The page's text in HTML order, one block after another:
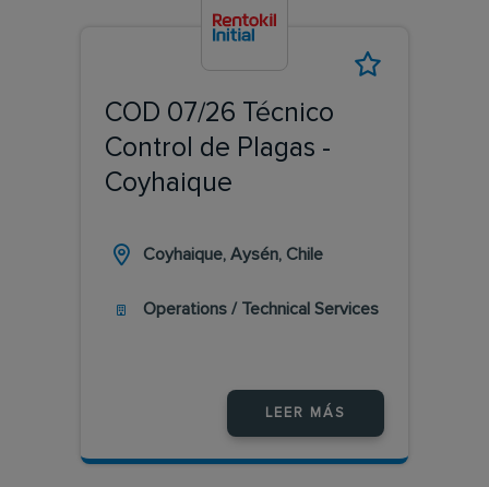
COD 07/26 Técnico
Control de Plagas -
Coyhaique
Coyhaique, Aysén, Chile
Operations / Technical Services
LEER MÁS